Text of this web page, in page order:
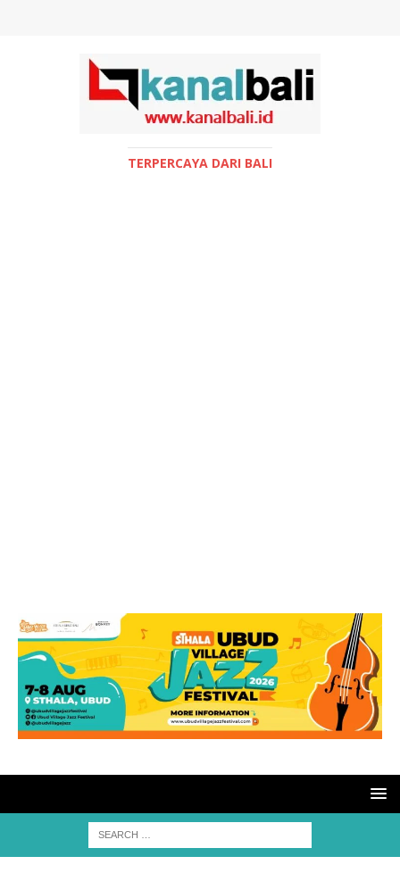
TERPERCAYA DARI BALI